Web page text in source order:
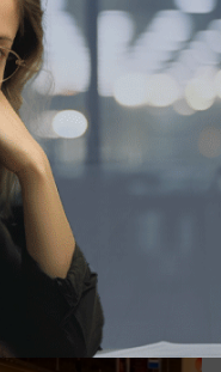
заполонили
трассе в